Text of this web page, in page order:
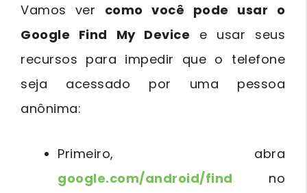
Vamos ver como você pode usar o
Google Find My Device e usar seus
recursos para impedir que o telefone
seja acessado por uma pessoa
anônima:
Primeiro, abra
google.com/android/find no